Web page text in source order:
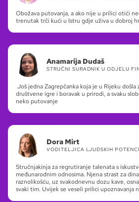
Obožava putovanja, a ako nije u prilici otići
trenutak trči kući u Istru gdje uživa u dobroj
Anamarija Dudaš
STRUČNI SURADNIK U ODJELU
Još jedna Zagrepčanka koja je u Rijeku došla
društvene igre i boravak u prirodi, a svaku
neko putovanje
Dora Mirt
VODITELJICA LJUDSKIH
Stručnjakinja za regrutiranje talenata s
međunarodnim odnosima. Njena strast za
raznolikošću, uz svakodnevnu dozu kave,
svaki tim. Uvijek se veseli prilici upoznavanja